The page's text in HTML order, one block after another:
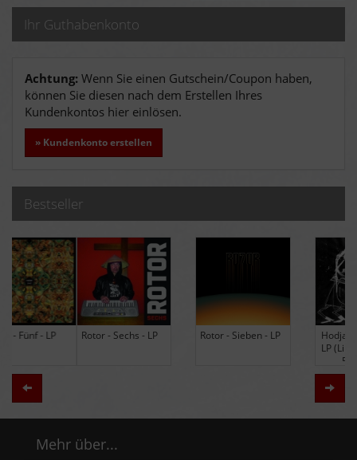
Ihr Guthabenkonto
Achtung: Wenn Sie einen Gutschein/Coupon haben,
können Sie diesen nach dem Erstellen Ihres
Kundenkontos hier einlösen.
» Kundenkonto erstellen
Bestseller
Rotor - Sechs - LP Rotor - Sieben - LP
Hodja - The Band -
LP (Limited Edition
Zurück
Mehr über...